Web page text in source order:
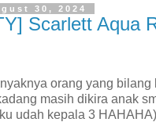
30, 2024
Scarlett Aqua
orang yang bilang
masih dikira anak
udah kepala 3